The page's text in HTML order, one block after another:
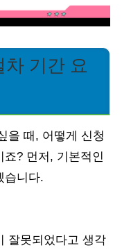
기간 요
을 때, 어떻게 신청
? 먼저, 기본적인
습니다.
잘못되었다고 생각